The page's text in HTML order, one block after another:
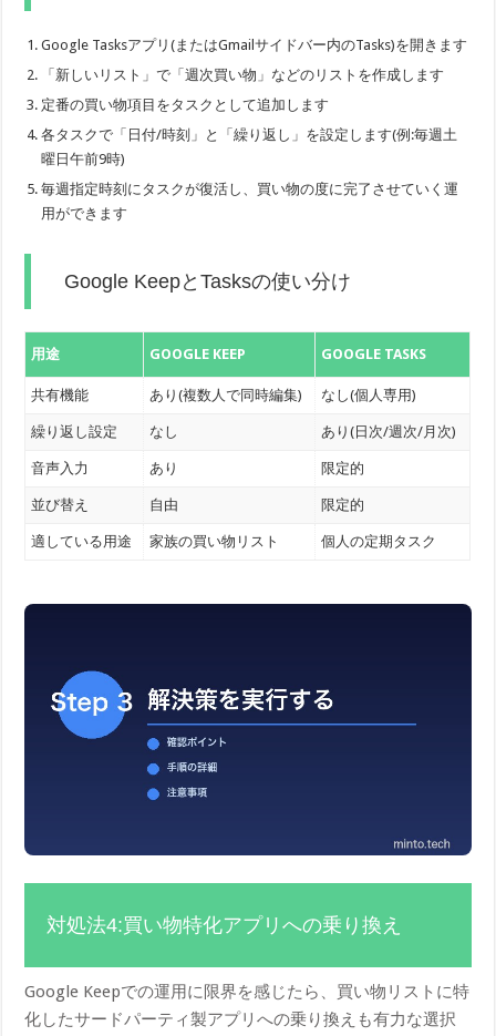
Google Tasksアプリ(またはGmailサイドバー内のTasks)を開きます
「新しいリスト」で「週次買い物」などのリストを作成します
定番の買い物項目をタスクとして追加します
各タスクで「日付/時刻」と「繰り返し」を設定します(例:毎週土
曜日午前9時)
毎週指定時刻にタスクが復活し、買い物の度に完了させていく運
用ができます
Google KeepとTasksの使い分け
用途 GOOGLE KEEP GOOGLE TASKS
共有機能 あり(複数人で同時編集) なし(個人専用)
繰り返し設定 なし あり(日次/週次/月次)
音声入力 あり 限定的
並び替え 自由 限定的
適している用途 家族の買い物リスト 個人の定期タスク
対処法4:買い物特化アプリへの乗り換え
Google Keepでの運用に限界を感じたら、買い物リストに特
化したサードパーティ製アプリへの乗り換えも有力な選択